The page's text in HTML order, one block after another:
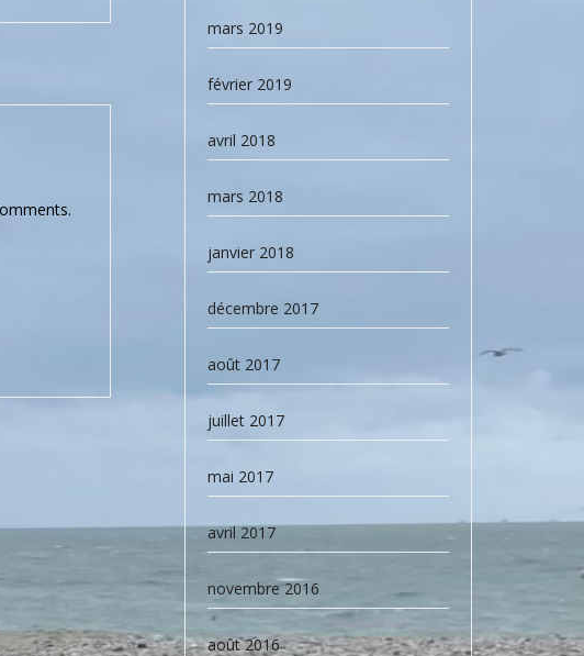
mars 2019
février 2019
avril 2018
mars 2018
janvier 2018
décembre 2017
août 2017
juillet 2017
mai 2017
avril 2017
novembre 2016
août 2016